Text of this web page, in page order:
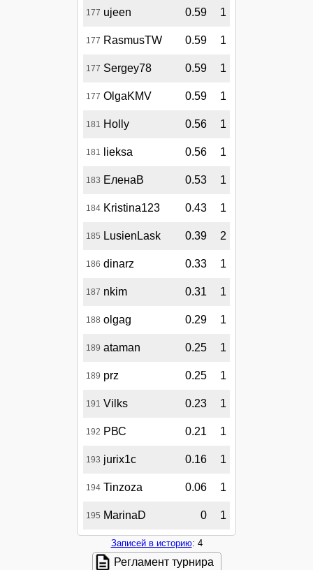
177 ujeen 0.59 1
177 RasmusTW 0.59 1
177 Sergey78 0.59 1
177 OlgaKMV 0.59 1
181 Holly 0.56 1
181 lieksa 0.56 1
183 ЕленаВ 0.53 1
184 Kristina123 0.43 1
185 LusienLask 0.39 2
186 dinarz 0.33 1
187 nkim 0.31 1
188 olgag 0.29 1
189 ataman 0.25 1
189 prz 0.25 1
191 Vilks 0.23 1
192 РВС 0.21 1
193 jurix1c 0.16 1
194 Tinzoza 0.06 1
195 MarinaD 0 1
Записей в историю: 4
Регламент турнира